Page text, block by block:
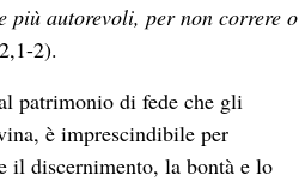
più autorevoli, per non correre o
2).
patrimonio di fede che gli
è imprescindibile per
il discernimento, la bontà e lo